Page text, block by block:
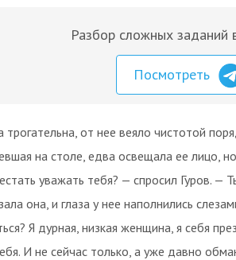
Разбор сложных заданий
Посмотреть
трогательна, от нее веяло чистотой
на столе, едва освещала ее лицо,
уважать тебя? — спросил Гуров. —
она, и глаза у нее наполнились
Я дурная, низкая женщина, я себя
И не сейчас только, а уже давно